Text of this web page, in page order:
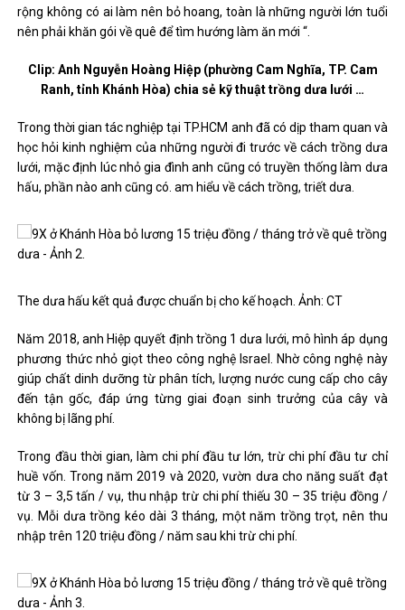
rộng không có ai làm nên bỏ hoang, toàn là những người lớn tuổi
nên phải khăn gói về quê để tìm hướng làm ăn mới “.
Clip: Anh Nguyễn Hoàng Hiệp (phường Cam Nghĩa, TP. Cam
Ranh, tỉnh Khánh Hòa) chia sẻ kỹ thuật trồng dưa lưới …
Trong thời gian tác nghiệp tại TP.HCM anh đã có dịp tham quan và
học hỏi kinh nghiệm của những người đi trước về cách trồng dưa
lưới, mặc định lúc nhỏ gia đình anh cũng có truyền thống làm dưa
hấu, phần nào anh cũng có. am hiểu về cách trồng, triết dưa.
The dưa hấu kết quả được chuẩn bị cho kế hoạch. Ảnh: CT
Năm 2018, anh Hiệp quyết định trồng 1 dưa lưới, mô hình áp dụng
phương thức nhỏ giọt theo công nghệ Israel. Nhờ công nghệ này
giúp chất dinh dưỡng từ phân tích, lượng nước cung cấp cho cây
đến tận gốc, đáp ứng từng giai đoạn sinh trưởng của cây và
không bị lãng phí.
Trong đầu thời gian, làm chi phí đầu tư lớn, trừ chi phí đầu tư chỉ
huề vốn. Trong năm 2019 và 2020, vườn dưa cho năng suất đạt
từ 3 – 3,5 tấn / vụ, thu nhập trừ chi phí thiếu 30 – 35 triệu đồng /
vụ. Mỗi dưa trồng kéo dài 3 tháng, một năm trồng trọt, nên thu
nhập trên 120 triệu đồng / năm sau khi trừ chi phí.